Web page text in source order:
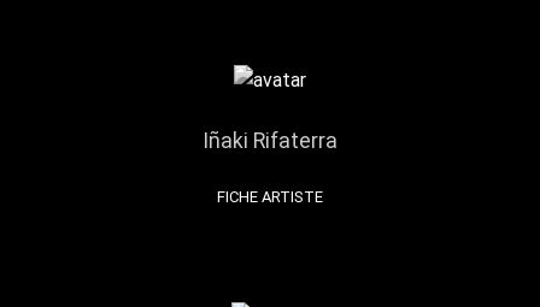
Iñaki Rifaterra
FICHE ARTISTE